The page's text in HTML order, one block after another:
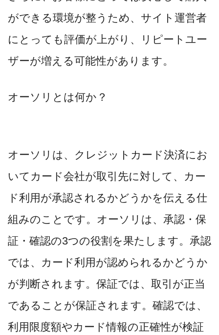
ができる環境が整うため、サイト運営者
にとっても評価が上がり、リピートユー
ザーが増える可能性があります。
オーソリとは何か？
オーソリは、クレジットカード決済にお
いてカード会社が取引先に対して、カー
ド利用が承認されるかどうかを伝える仕
組みのことです。オーソリは、承認・保
証・確認の3つの役割を果たします。承認
では、カード利用が認められるかどうか
が判断されます。保証では、取引が正当
であることが保証されます。確認では、
利用限度額やカード情報の正確性が検証